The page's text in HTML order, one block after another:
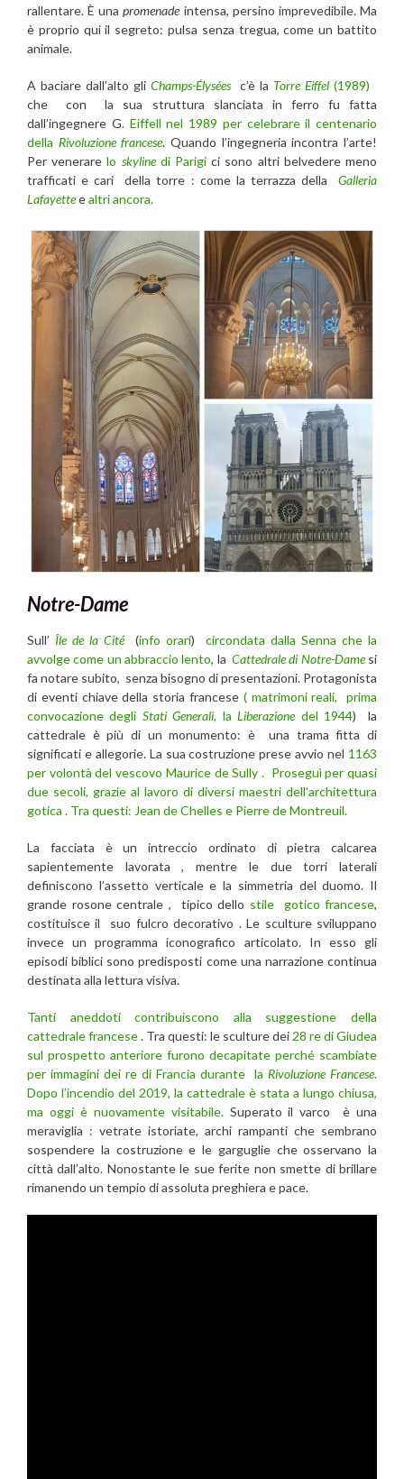
rallentare. È una promenade intensa, persino imprevedibile. Ma
è proprio qui il segreto: pulsa senza tregua, come un battito
animale.
A baciare dall’alto gli Champs-Élysées c’è la Torre Eiffel (1989)
che con la sua struttura slanciata in ferro fu fatta
dall’ingegnere G. Eiffell nel 1989 per celebrare il centenario
della Rivoluzione francese. Quando l’ingegneria incontra l’arte!
Per venerarelo skylinedi Parigi ci sono altri belvedere meno
trafficati e cari della torre : come la terrazza della Galleria
Lafayetteealtri ancora.
Notre-Dame
Sull’ Île de la Cité (info orari) circondata dalla Senna che la
avvolge come un abbraccio lento, la Cattedrale di Notre-Damesi
fa notare subito, senza bisogno di presentazioni. Protagonista
di eventi chiave della storia francese ( matrimoni reali, prima
convocazione degli Stati Generali, laLiberazione del 1944) la
cattedrale è più di un monumento: è una trama fitta di
significati e allegorie. La sua costruzione prese avvio nel 1163
per volontà del vescovo Maurice de Sully . Proseguì per quasi
due secoli, grazie al lavoro di diversi maestri dell’architettura
gotica . Tra questi: Jean de Chelles e Pierre de Montreuil.
La facciata è un intreccio ordinato di pietra calcarea
sapientemente lavorata , mentre le due torri laterali
definiscono l’assetto verticale e la simmetria del duomo. Il
grande rosone centrale , tipico dello stile gotico francese,
costituisce il suo fulcro decorativo . Le sculture sviluppano
invece un programma iconografico articolato. In esso gli
episodi biblici sono predisposti come una narrazione continua
destinata alla lettura visiva.
Tanti aneddoti contribuiscono alla suggestione della
cattedrale francese. Tra questi: le sculture dei 28 re di Giudea
sul prospetto anteriore furono decapitate perché scambiate
per immagini dei re di Francia durante la Rivoluzione Francese.
Dopo l’incendio del 2019, la cattedrale è stata a lungo chiusa,
ma oggi è nuovamente visitabile.Superato il varco è una
meraviglia : vetrate istoriate, archi rampanti che sembrano
sospendere la costruzione e le garguglie che osservano la
città dall’alto. Nonostante le sue ferite non smette di brillare
rimanendo un tempio di assoluta preghiera e pace.